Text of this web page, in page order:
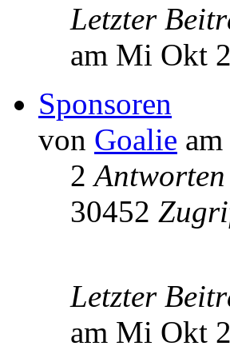
Letzter
am Mi Okt
Sponsoren
von Goalie
2Antworten
30452
Letzter
am Mi Okt